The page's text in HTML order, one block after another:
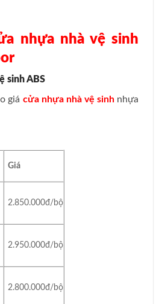
nhựa nhà vệ sinh
sinh ABS
giá cửa nhựa nhà vệ sinhnhựa
Giá
2.850.000đ/bộ
2.950.000đ/bộ
2.800.000đ/bộ